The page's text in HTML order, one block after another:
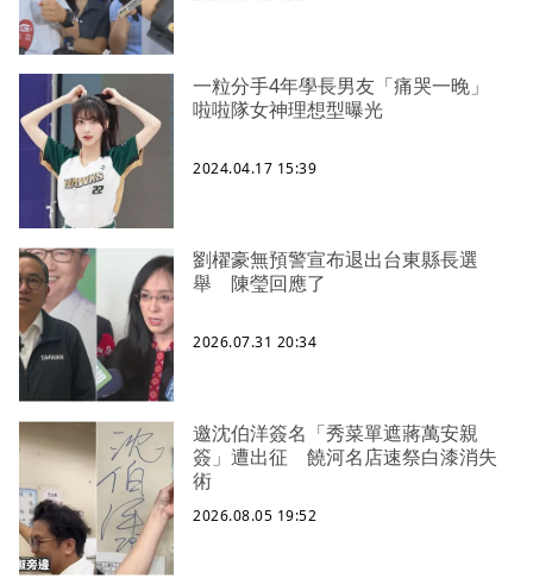
一粒分手4年學長男友「痛哭一晚」
啦啦隊女神理想型曝光
2024.04.17 15:39
劉櫂豪無預警宣布退出台東縣長選
舉 陳瑩回應了
2026.07.31 20:34
邀沈伯洋簽名「秀菜單遮蔣萬安親
簽」遭出征 饒河名店速祭白漆消失
術
2026.08.05 19:52